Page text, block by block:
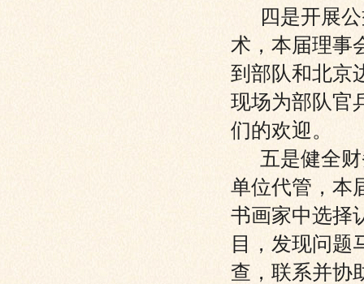
四是开展公
术，本届理事
到部队和北京
现场为部队官
们的欢迎。
五是健全财
单位代管，本
书画家中选择
目，发现问题
查，联系并协